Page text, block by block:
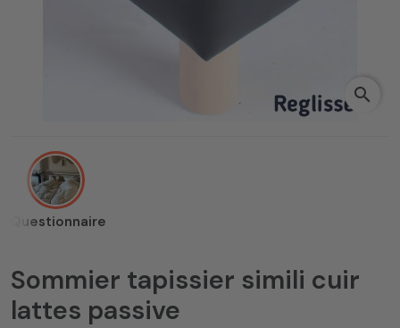
search
Questionnaire
Sommier tapissier simili cuir
lattes passive